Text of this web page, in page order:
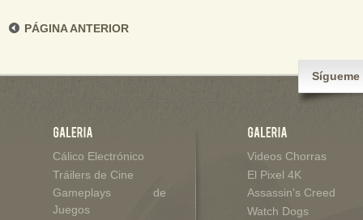
PÁGINA ANTERIOR
Sígueme
Cálico Electrónico
Tráilers de Cine
Gameplays de
Juegos
Videos Chorras
El Pixel 4K
Assassin's Creed
Watch Dogs